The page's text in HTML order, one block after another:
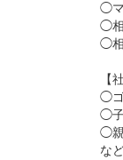
◯マ
◯
◯相
【
◯
◯
◯親
な